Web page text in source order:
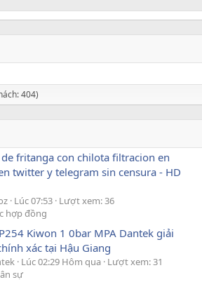
404)
fritanga con chilota filtracion en
twitter y telegram sin censura - HD
Lúc 07:53 Lượt xem: 36
hợp đồng
Kiwon 1 0bar MPA Dantek giải
xác tại Hậu Giang
Lúc 02:29 Hôm qua Lượt xem: 31
sự